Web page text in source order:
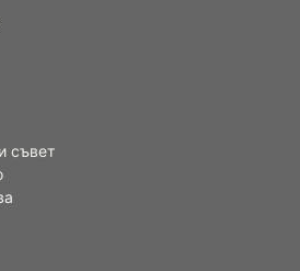
съвет